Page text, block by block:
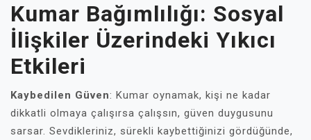
Kumar Bağımlılığı: Sosyal
İlişkiler Üzerindeki Yıkıcı
Etkileri
Kaybedilen Güven: Kumar oynamak, kişi ne kadar
dikkatli olmaya çalışırsa çalışsın, güven duygusunu
sarsar. Sevdikleriniz, sürekli kaybettiğinizi gördüğünde,